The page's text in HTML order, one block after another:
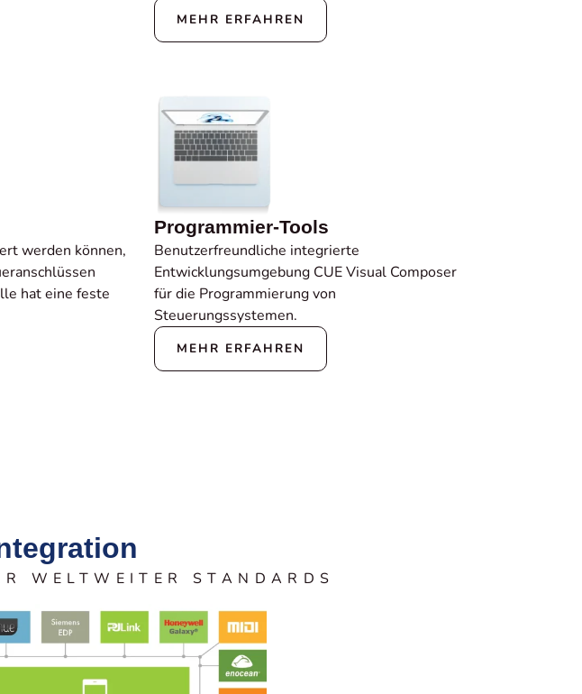
MEHR ERFAHREN
werden können,
hat eine feste
Programmier-Tools
Benutzerfreundliche integrierte
Entwicklungsumgebung CUE Visual Composer
für die Programmierung von
Steuerungssystemen.
MEHR ERFAHREN
WELTWEITER STANDARDS